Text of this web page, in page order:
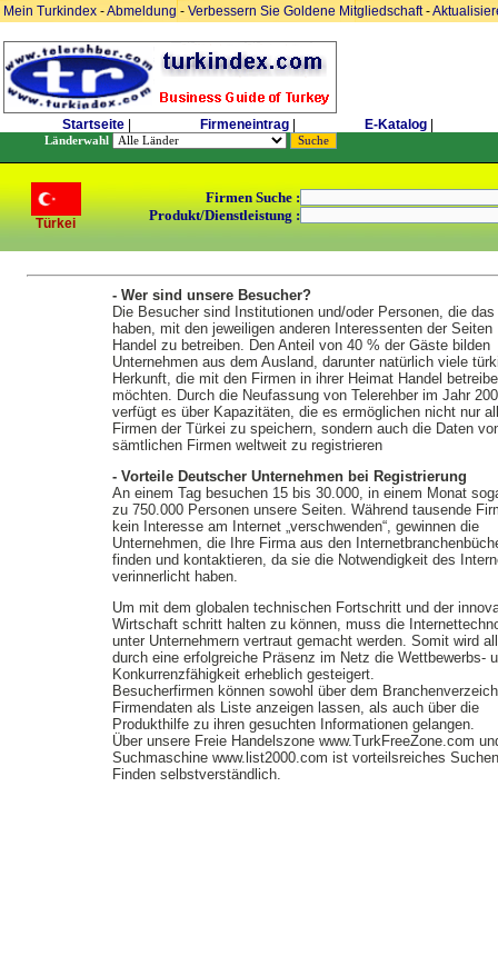
Mein Turkindex -Abmeldung- Verbessern Sie Goldene Mitgliedschaft-
Startseite Firmeneintrag E-Katalog
Länderwahl
Türkei
Firmen Suche :
Produkt/Dienstleistung :
- Wer sind unsere Besucher?
Die Besucher sind Institutionen und/oder Personen, die
haben, mit den jeweiligen anderen Interessenten der Seiten
Handel zu betreiben. Den Anteil von 40 % der Gäste bilden
Unternehmen aus dem Ausland, darunter natürlich viele
Herkunft, die mit den Firmen in ihrer Heimat Handel
möchten. Durch die Neufassung von Telerehber im Jahr
verfügt es über Kapazitäten, die es ermöglichen nicht nur
Firmen der Türkei zu speichern, sondern auch die Daten
sämtlichen Firmen weltweit zu registrieren
- Vorteile Deutscher Unternehmen bei Registrierung
An einem Tag besuchen 15 bis 30.000, in einem Monat
zu 750.000 Personen unsere Seiten. Während tausende
kein Interesse am Internet „verschwenden“, gewinnen die
Unternehmen, die Ihre Firma aus den
finden und kontaktieren, da sie die Notwendigkeit des
verinnerlicht haben.
Um mit dem globalen technischen Fortschritt und der
Wirtschaft schritt halten zu können, muss die
unter Unternehmern vertraut gemacht werden. Somit wird
durch eine erfolgreiche Präsenz im Netz die Wettbewerbs-
Konkurrenzfähigkeit erheblich gesteigert.
Besucherfirmen können sowohl über dem
Firmendaten als Liste anzeigen lassen, als auch über die
Produkthilfe zu ihren gesuchten Informationen gelangen.
Über unsere Freie Handelszone www.TurkFreeZone.com
Suchmaschine www.list2000.com ist vorteilsreiches
Finden selbstverständlich.